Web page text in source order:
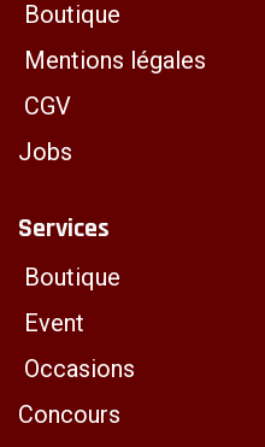
Boutique
Mentions légales
CGV
Jobs
Services
Boutique
Event
Occasions
Concours